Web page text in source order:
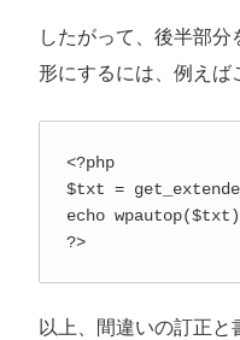
したがって、後半部
形にするには、例えば
<?php
$txt =
echo
?>
以上、間違いの訂正